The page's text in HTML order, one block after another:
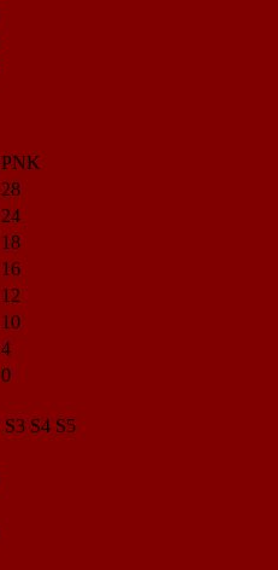
PNK
28
24
18
16
12
10
4
0
S3 S4 S5